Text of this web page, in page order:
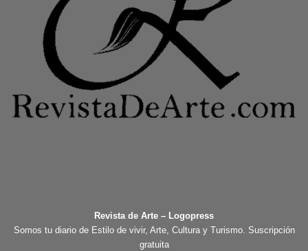
Revista de Arte – Logopress
Somos tu diario de Estilo de vivir, Arte, Cultura y Turismo. Suscripción
gratuita